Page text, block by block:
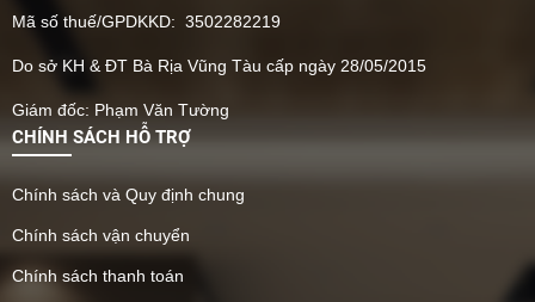
Mã số thuế/GPDKKD: 3502282219
Do sở KH & ĐT Bà Rịa Vũng Tàu cấp ngày 28/05/2015
Giám đốc: Phạm Văn Tường
CHÍNH SÁCH HỖ TRỢ
Chính sách và Quy định chung
Chính sách vận chuyển
Chính sách thanh toán